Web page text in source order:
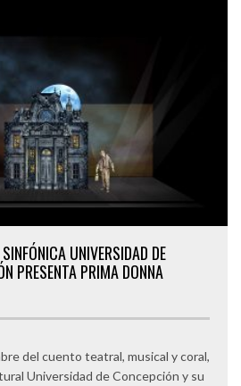
UNIVERSIDAD DE
PRESENTA PRIMA DONNA
del cuento teatral, musical y coral,
Universidad de Concepción y su